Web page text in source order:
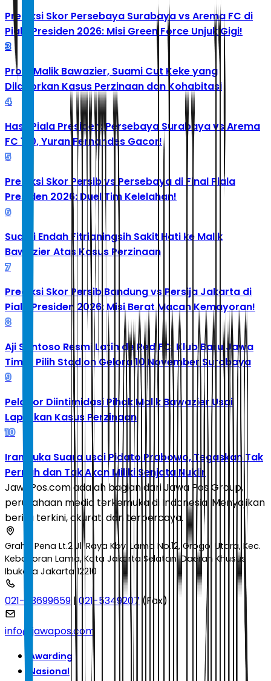
Prediksi Skor Persebaya Surabaya vs Arema FC di
Piala Presiden 2026: Misi Green Force Unjuk Gigi!
3
Profil Malik Bawazier, Suami Cut Keke yang
Dilaporkan Kasus Perzinaan dan Kohabitasi
4
Hasil Piala Presiden: Persebaya Surabaya vs Arema
FC 1-0, Yuran Fernandes Gacor!
5
Prediksi Skor Persib vs Persebaya di Final Piala
Presiden 2026: Duel Tim Kelelahan!
6
Suami Endah Fitrianingsih Sakit Hati ke Malik
Bawazier Atas Kasus Perzinaan
7
Prediksi Skor Persib Bandung vs Persija Jakarta di
Piala Presiden 2026: Misi Berat Macan Kemayoran!
8
Aji Santoso Resmi Latih de Red FC, Klub Baru Jawa
Timur Pilih Stadion Gelora 10 November Surabaya
9
Pelapor Diintimidasi Pihak Malik Bawazier Usai
Laporkan Kasus Perzinaan
10
Iran Buka Suara usai Pidato Prabowo, Tegaskan Tak
Pernah dan Tak Akan Miliki Senjata Nuklir
JawaPos.com adalah bagian dari Jawa Pos Group,
perusahaan media terkemuka di Indonesia. Menyajikan
berita terkini, akurat, dan terpercaya.
Graha Pena Lt.2 Jl. Raya Kby. Lama No.12, Grogol Utara, Kec.
Kebayoran Lama, Kota Jakarta Selatan, Daerah Khusus
Ibukota Jakarta 12210
021-53699659 |021-5349207 (Fax)
info@jawapos.com
Awarding
Nasional